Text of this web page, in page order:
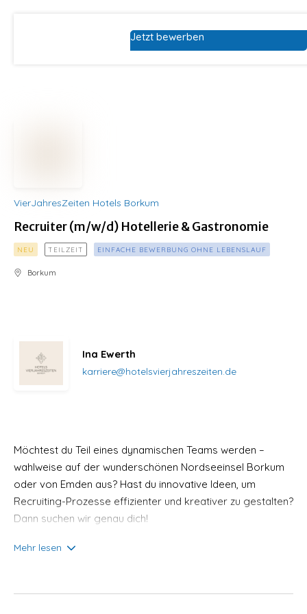
VierJahresZeiten Hotels Borkum
Recruiter (m/w/d) Hotellerie & Gastronomie
NEU TEILZEIT EINFACHE BEWERBUNG OHNE LEBENSLAUF
Borkum
Ina Ewerth
karriere@hotelsvierjahreszeiten.de
Möchtest du Teil eines dynamischen Teams werden –
wahlweise auf der wunderschönen Nordseeinsel Borkum
oder von Emden aus? Hast du innovative Ideen, um
Recruiting-Prozesse effizienter und kreativer zu gestalten?
Dann suchen wir genau dich!
Einsatzort:Borkum oder Emden
Mehr lesen
Jetzt bewerben